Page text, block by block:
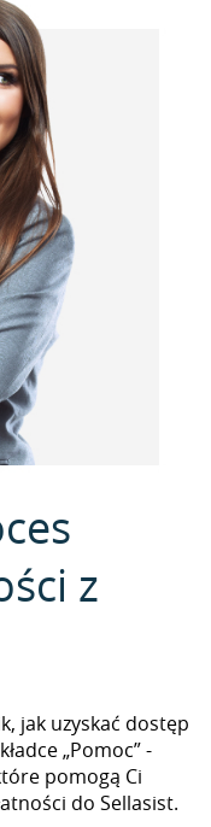
z
jak uzyskać dostęp
„Pomoc” -
pomogą Ci
do Sellasist.